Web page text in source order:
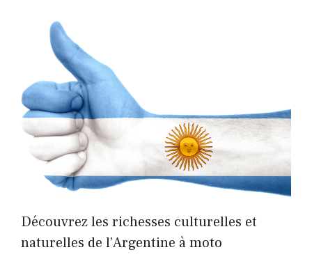
Découvrez les richesses culturelles et
naturelles de l’Argentine à moto